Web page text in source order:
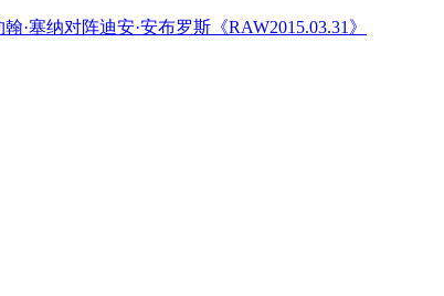
翰·塞纳对阵迪安·安布罗斯《RAW2015.03.31》